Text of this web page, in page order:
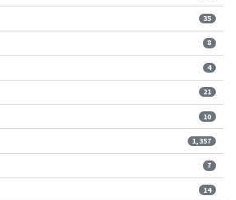
35
8
4
21
10
1,357
7
14